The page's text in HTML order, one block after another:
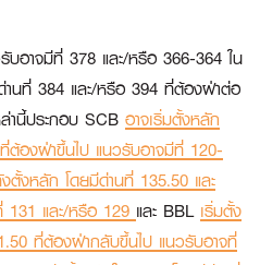
บอาจมีที่ 378 และ/หรือ 366-364 ใน
นที่ 384 และ/หรือ 394 ที่ต้องฝ่าต่อ
านี้ประกอบ SCB อาจเริ่มตั้งหลัก
ต้องฝ่าขึ้นไป แนวรับอาจมีที่ 120-
ตั้งหลัก โดยมีด่านที่ 135.50 และ
และ/หรือ 129 และ BBL เริ่มตั้ง
ที่ต้องฝ่ากลับขึ้นไป แนวรับอาจที่